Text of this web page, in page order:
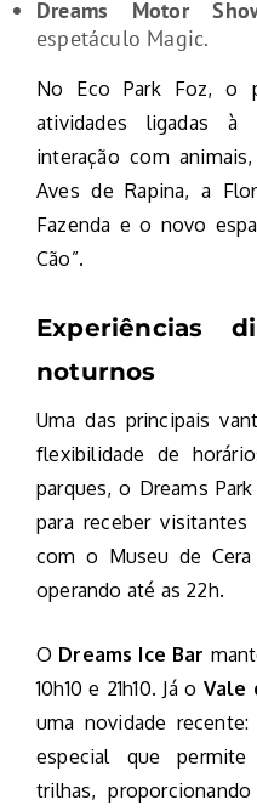
Dreams Motor
espetáculo Magic.
No Eco Park Foz, o
atividades ligadas à
interação com
Aves de Rapina, a
Fazenda e o novo
Cão”.
Experiências
noturnos
Uma das principais
flexibilidade de
parques, o Dreams
para receber visitantes
com o Museu de
operando até as 22h.
O Dreams Ice Bar
10h10 e 21h10. Já o Vale
uma novidade
especial que
trilhas,